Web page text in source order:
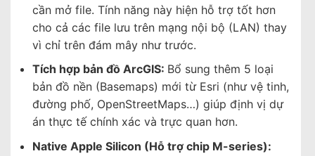
cần mở file. Tính năng này hiện hỗ trợ tốt hơn
cho cả các file lưu trên mạng nội bộ (LAN) thay
vì chỉ trên đám mây như trước.
Tích hợp bản đồ ArcGIS: Bổ sung thêm 5 loại
bản đồ nền (Basemaps) mới từ Esri (như vệ tinh,
đường phố, OpenStreetMaps…) giúp định vị dự
án thực tế chính xác và trực quan hơn.
Native Apple Silicon (Hỗ trợ chip M-series):